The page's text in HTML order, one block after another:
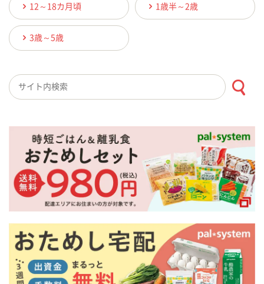
12～18カ月頃 1歳半～2歳
3歳～5歳
検索キーワード入力